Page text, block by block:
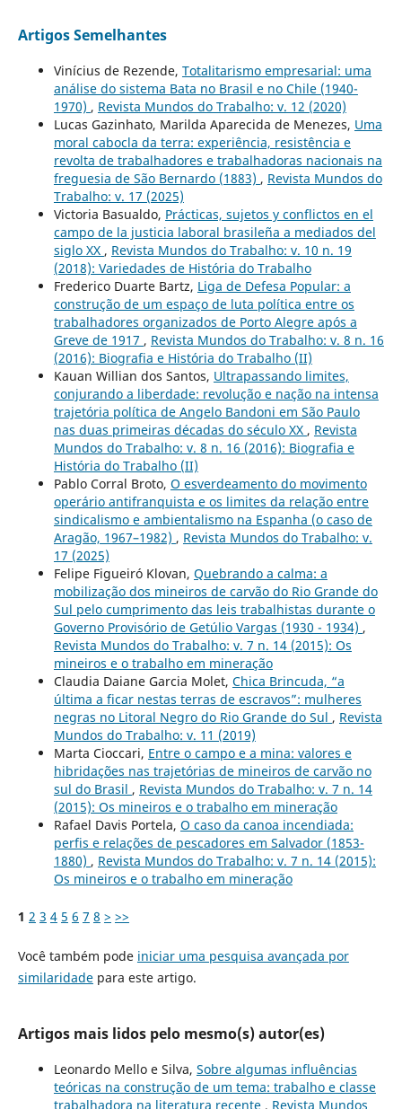
Artigos Semelhantes
Vinícius de Rezende, Totalitarismo empresarial: uma
análise do sistema Bata no Brasil e no Chile (1940-
1970) , Revista Mundos do Trabalho: v. 12 (2020)
Lucas Gazinhato, Marilda Aparecida de Menezes, Uma
moral cabocla da terra: experiência, resistência e
revolta de trabalhadores e trabalhadoras nacionais na
freguesia de São Bernardo (1883) , Revista Mundos do
Trabalho: v. 17 (2025)
Victoria Basualdo, Prácticas, sujetos y conflictos en el
campo de la justicia laboral brasileña a mediados del
siglo XX , Revista Mundos do Trabalho: v. 10 n. 19
(2018): Variedades de História do Trabalho
Frederico Duarte Bartz, Liga de Defesa Popular: a
construção de um espaço de luta política entre os
trabalhadores organizados de Porto Alegre após a
Greve de 1917 , Revista Mundos do Trabalho: v. 8 n. 16
(2016): Biografia e História do Trabalho (II)
Kauan Willian dos Santos, Ultrapassando limites,
conjurando a liberdade: revolução e nação na intensa
trajetória política de Angelo Bandoni em São Paulo
nas duas primeiras décadas do século XX , Revista
Mundos do Trabalho: v. 8 n. 16 (2016): Biografia e
História do Trabalho (II)
Pablo Corral Broto, O esverdeamento do movimento
operário antifranquista e os limites da relação entre
sindicalismo e ambientalismo na Espanha (o caso de
Aragão, 1967–1982) , Revista Mundos do Trabalho: v.
17 (2025)
Felipe Figueiró Klovan, Quebrando a calma: a
mobilização dos mineiros de carvão do Rio Grande do
Sul pelo cumprimento das leis trabalhistas durante o
Governo Provisório de Getúlio Vargas (1930 - 1934) ,
Revista Mundos do Trabalho: v. 7 n. 14 (2015): Os
mineiros e o trabalho em mineração
Claudia Daiane Garcia Molet, Chica Brincuda, “a
última a ficar nestas terras de escravos”: mulheres
negras no Litoral Negro do Rio Grande do Sul , Revista
Mundos do Trabalho: v. 11 (2019)
Marta Cioccari, Entre o campo e a mina: valores e
hibridações nas trajetórias de mineiros de carvão no
sul do Brasil , Revista Mundos do Trabalho: v. 7 n. 14
(2015): Os mineiros e o trabalho em mineração
Rafael Davis Portela, O caso da canoa incendiada:
perfis e relações de pescadores em Salvador (1853-
1880) , Revista Mundos do Trabalho: v. 7 n. 14 (2015):
Os mineiros e o trabalho em mineração
1 2 3 4 5 6 7 8 > >>
Você também pode iniciar uma pesquisa avançada por
similaridadepara este artigo.
Artigos mais lidos pelo mesmo(s) autor(es)
Leonardo Mello e Silva, Sobre algumas influências
teóricas na construção de um tema: trabalho e classe
trabalhadora na literatura recente , Revista Mundos